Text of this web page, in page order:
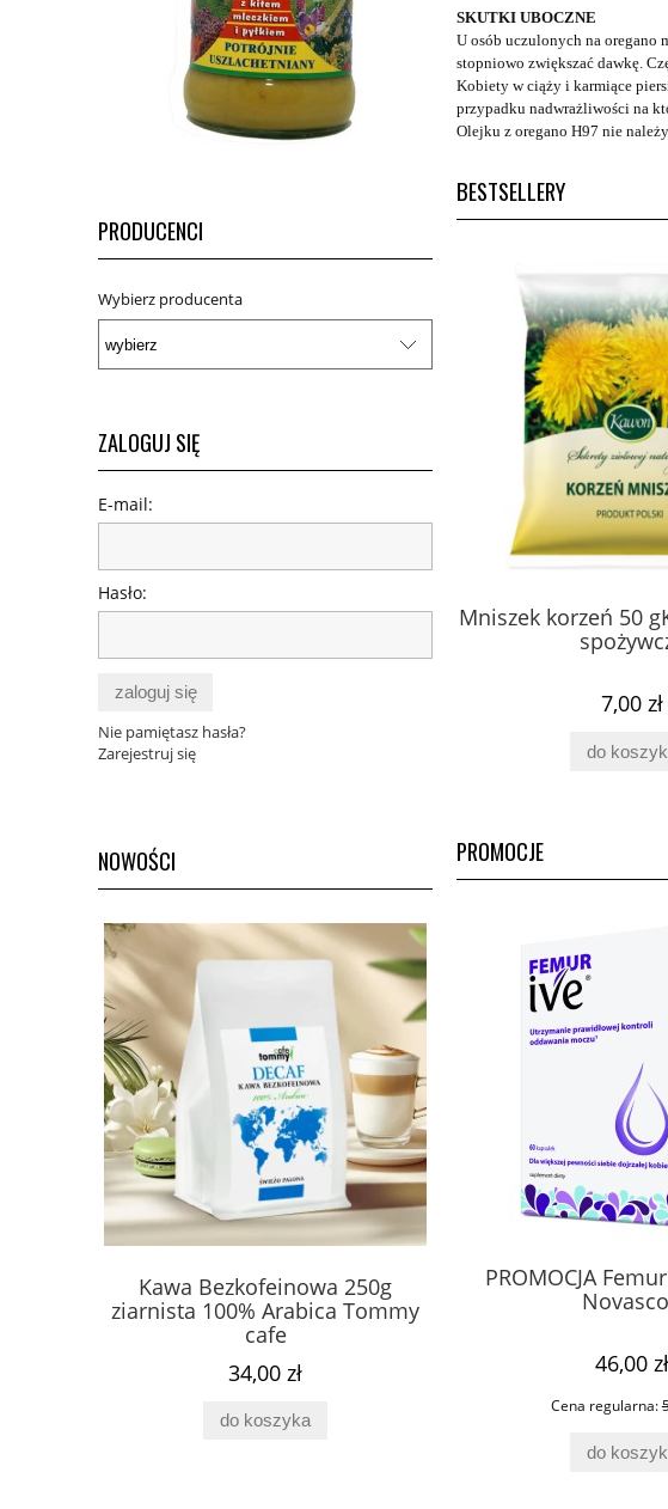
PRODUCENCI
Wybierz producenta
ZALOGUJ SIĘ
E-mail:
Hasło:
zaloguj się
Nie pamiętasz hasła?
Zarejestruj się
NOWOŚCI
Kawa Bezkofeinowa 250g
ziarnista 100% Arabica Tommy
cafe
34,00 zł
do koszyka
Complex 60 kaps PV
57,00 zł
do koszyka
SKUTKI UBOCZNE
U osób uczulonych na oregano
stopniowo zwiększać dawkę.
Kobiety w ciąży i karmiące
przypadku nadwrażliwości na
Olejku z oregano H97 nie
BESTSELLERY
Miód pszczeli z pyłkiem,
Białowieskiej 420 g - Fenomen
Mniszek korzeń 50
7,00 zł
do
PROMOCJE
Omułek zielonowargowy 150 kaps
NOMAK
69,00 zł
PROMOCJA
46,00 zł
Cena regularna:
do